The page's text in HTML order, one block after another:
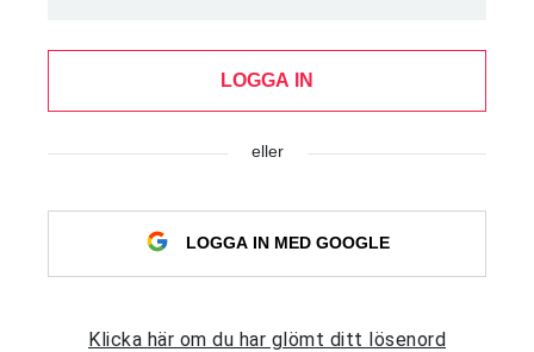
LOGGA IN
eller
LOGGA IN MED GOOGLE
Klicka här om du har glömt ditt lösenord